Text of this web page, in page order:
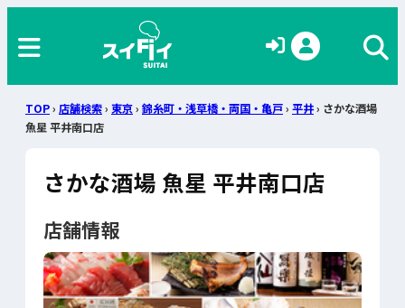
TOP› 店舗検索› 東京› 錦糸町・浅草橋・両国・亀戸› 平井› さかな酒場
魚星 平井南口店
さかな酒場 魚星 平井南口店
店舗情報